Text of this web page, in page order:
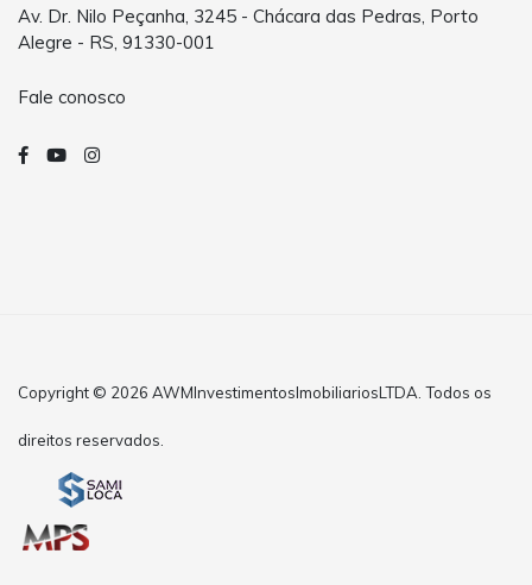
Av. Dr. Nilo Peçanha, 3245 - Chácara das Pedras, Porto
Alegre - RS, 91330-001
Fale conosco
Copyright © 2026 AWMInvestimentosImobiliariosLTDA. Todos os
direitos reservados.